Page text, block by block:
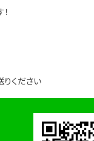
ください